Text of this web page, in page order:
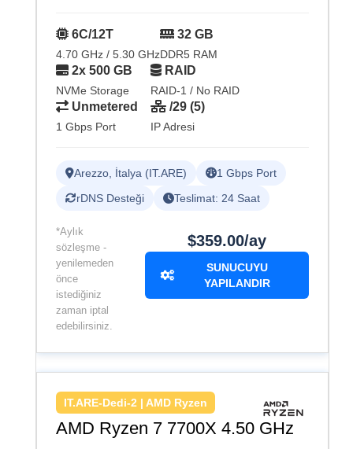
6C/12T
4.70 GHz / 5.30 GHz
32 GB
DDR5 RAM
2x 500 GB
NVMe Storage
RAID
RAID-1 / No RAID
Unmetered
1 Gbps Port
/29 (5)
IP Adresi
Arezzo, İtalya (IT.ARE)
1 Gbps Port
rDNS Desteği
Teslimat: 24 Saat
*Aylık
sözleşme -
yenilemeden
önce
istediğiniz
zaman iptal
edebilirsiniz.
$359.00/ay
SUNUCUYU
YAPILANDIR
IT.ARE-Dedi-2 | AMD Ryzen
AMD Ryzen 7 7700X 4.50 GHz